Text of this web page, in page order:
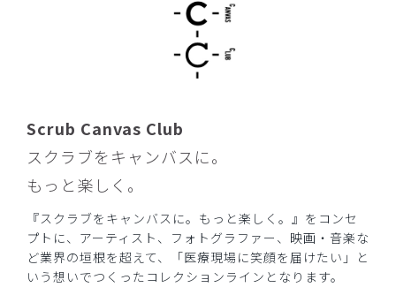
Scrub Canvas Club
スクラブをキャンバスに。
もっと楽しく。
『スクラブをキャンバスに。もっと楽しく。』をコンセ
プトに、アーティスト、フォトグラファー、映画・音楽な
ど業界の垣根を超えて、「医療現場に笑顔を届けたい」と
いう想いでつくったコレクションラインとなります。